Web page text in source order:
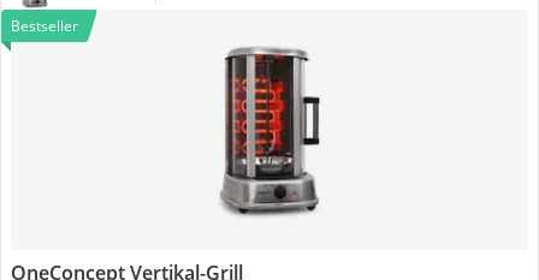
Bestseller
OneConcept Vertikal-Grill